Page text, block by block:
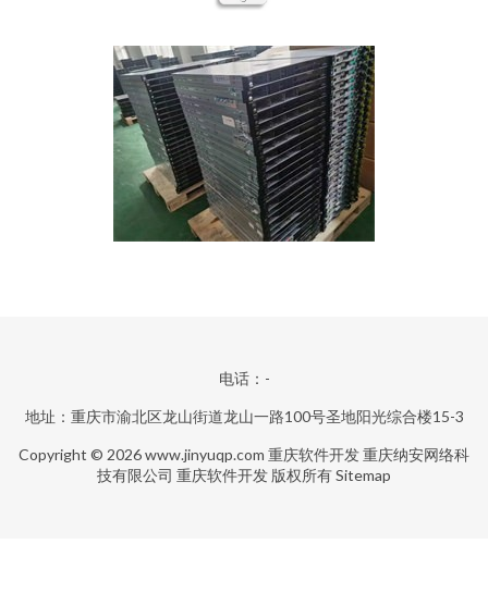
电话：-
地址：重庆市渝北区龙山街道龙山一路100号圣地阳光综合楼15-3
Copyright © 2026www.jinyuqp.com 重庆软件开发重庆纳安网络科
技有限公司 重庆软件开发 版权所有Sitemap